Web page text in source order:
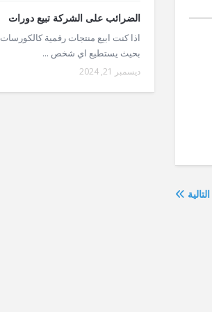
الضرائب على الشركة تبيع دورات
اذا كنت ابيع منتجات رقمية كالكورسات
بحيث يستطيع اي شخص ...
ديسمبر 21, 2024